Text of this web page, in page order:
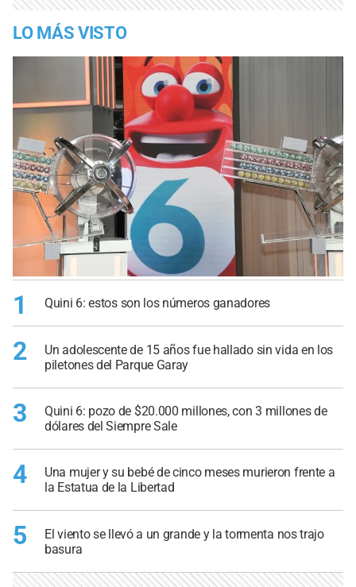
LO MÁS VISTO
1 Quini 6: estos son los números ganadores
2
Un adolescente de 15 años fue hallado sin vida en los
piletones del Parque Garay
3
Quini 6: pozo de $20.000 millones, con 3 millones de
dólares del Siempre Sale
4
Una mujer y su bebé de cinco meses murieron frente a
la Estatua de la Libertad
5
El viento se llevó a un grande y la tormenta nos trajo
basura